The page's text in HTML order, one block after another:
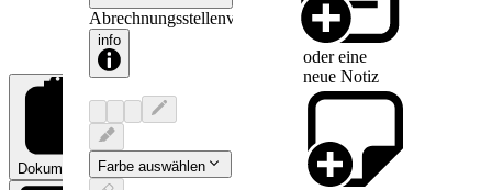
Dokumente
Abrechnungsstellenverordnung
info
Farbe auswählen
oder eine
neue Notiz